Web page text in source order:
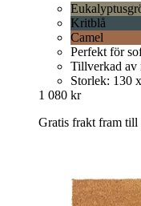
Kritblå
Camel
Perfekt för
Tillverkad av
Storlek: 130
1 080 kr
Gratis frakt fram till